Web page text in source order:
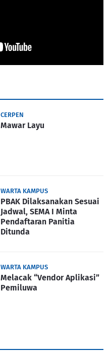
CERPEN
Mawar Layu
WARTA KAMPUS
PBAK Dilaksanakan Sesuai
Jadwal, SEMA I Minta
Pendaftaran Panitia
Ditunda
WARTA KAMPUS
Melacak “Vendor Aplikasi”
Pemiluwa